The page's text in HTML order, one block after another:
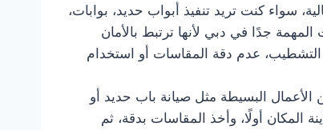
بجودة عالية، سواء كنت تريد تنفيذ أبواب حديد، بوابات،
جدًا في دبي لأنها ترتبط بالأمان
عدم دقة المقاسات أو استخدام
الأعمال البسيطة مثل صيانة باب حديد أو
المكان أولًا، وأخذ المقاسات بدقة، ثم